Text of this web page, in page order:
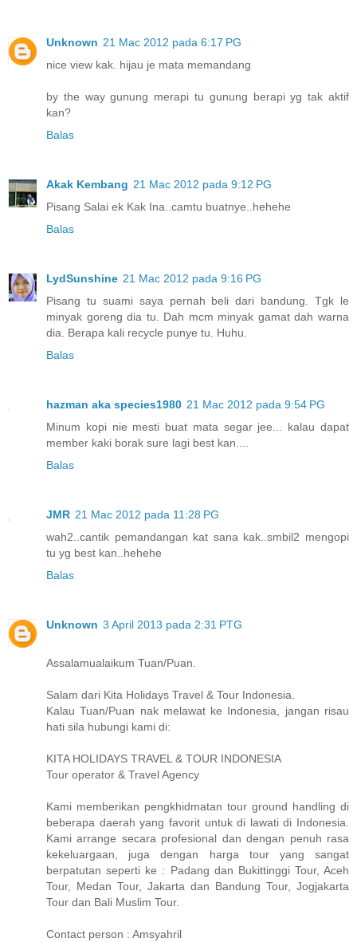
Unknown 21 Mac 2012 pada 6:17 PG
nice view kak. hijau je mata memandang
by the way gunung merapi tu gunung berapi yg tak aktif
kan?
Balas
Akak Kembang 21 Mac 2012 pada 9:12 PG
Pisang Salai ek Kak Ina..camtu buatnye..hehehe
Balas
LydSunshine 21 Mac 2012 pada 9:16 PG
Pisang tu suami saya pernah beli dari bandung. Tgk le
minyak goreng dia tu. Dah mcm minyak gamat dah warna
dia. Berapa kali recycle punye tu. Huhu.
Balas
hazman aka species1980 21 Mac 2012 pada 9:54 PG
Minum kopi nie mesti buat mata segar jee... kalau dapat
member kaki borak sure lagi best kan....
Balas
JMR 21 Mac 2012 pada 11:28 PG
wah2..cantik pemandangan kat sana kak..smbil2 mengopi
tu yg best kan..hehehe
Balas
Unknown 3 April 2013 pada 2:31 PTG
Assalamualaikum Tuan/Puan.
Salam dari Kita Holidays Travel & Tour Indonesia.
Kalau Tuan/Puan nak melawat ke Indonesia, jangan risau
hati sila hubungi kami di:
KITA HOLIDAYS TRAVEL & TOUR INDONESIA
Tour operator & Travel Agency
Kami memberikan pengkhidmatan tour ground handling di
beberapa daerah yang favorit untuk di lawati di Indonesia.
Kami arrange secara profesional dan dengan penuh rasa
kekeluargaan, juga dengan harga tour yang sangat
berpatutan seperti ke : Padang dan Bukittinggi Tour, Aceh
Tour, Medan Tour, Jakarta dan Bandung Tour, Jogjakarta
Tour dan Bali Muslim Tour.
Contact person : Amsyahril